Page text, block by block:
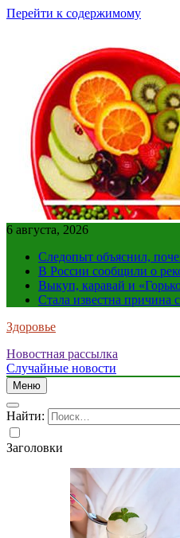
Перейти к содержимому
6 августа, 2026
Следопыт объяснил,
В России сообщили о
Выкуп, каравай и
Стала известна причина
Здоровье
Новостная рассылка
Случайные новости
Меню
Найти:
Заголовки